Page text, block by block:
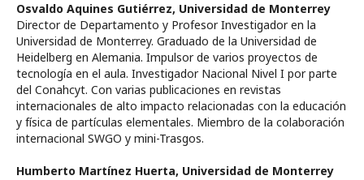
Osvaldo Aquines Gutiérrez, Universidad de Monterrey
Director de Departamento y Profesor Investigador en la
Universidad de Monterrey. Graduado de la Universidad de
Heidelberg en Alemania. Impulsor de varios proyectos de
tecnología en el aula. Investigador Nacional Nivel I por parte
del Conahcyt. Con varias publicaciones en revistas
internacionales de alto impacto relacionadas con la educación
y física de partículas elementales. Miembro de la colaboración
internacional SWGO y mini-Trasgos.
Humberto Martínez Huerta, Universidad de Monterrey